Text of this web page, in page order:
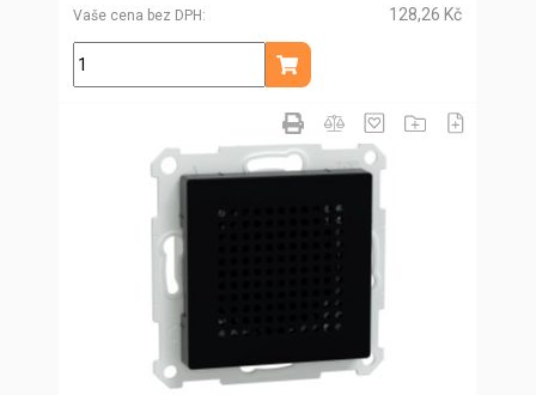
Vaše cena bez DPH
128,26 Kč
ks
Přidat do košíku